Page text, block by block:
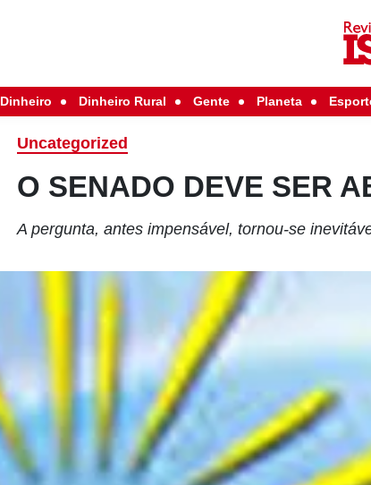
Dinheiro Dinheiro Rural Gente Planeta
Uncategorized
O SENADO DEVE SER
A pergunta, antes impensável, tornou-se